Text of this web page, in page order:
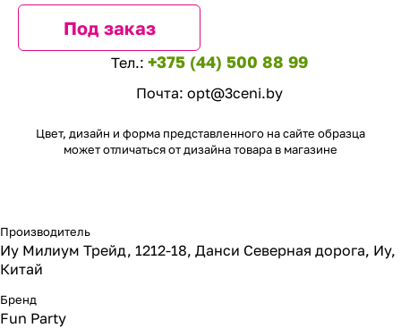
Под заказ
Тел.: +375 (44) 500 88 99
Почта: opt@3ceni.by
Цвет, дизайн и форма представленного на сайте образца
может отличаться от дизайна товара в магазине
Производитель
Иу Милиум Трейд, 1212-18, Данси Северная дорога, Иу,
Китай
Бренд
Fun Party